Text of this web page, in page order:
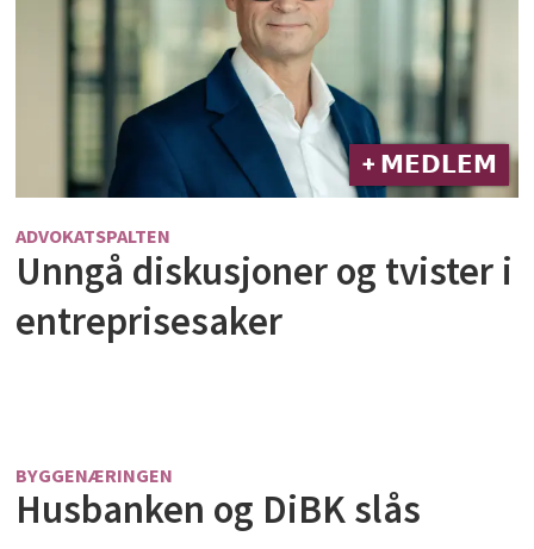
+ 𝗠𝗘𝗗𝗟𝗘𝗠
ADVOKATSPALTEN
Unngå diskusjoner og tvister i
entreprisesaker
BYGGENÆRINGEN
Husbanken og DiBK slås